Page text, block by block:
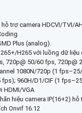
hỗ trợ camera HDCVI/TVI/
Plus (analog).
H265 với luồng dữ
720p@ 50/60 fps, 720p@
1080N/720p (1
960H/D1/CIF (1
HDMI/VGA
hiệu camera IP(16+2)
Onvif 16.12